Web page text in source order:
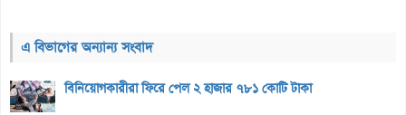
এ বিভাগের অন্যান্য সংবাদ
বিনিয়োগকারীরা ফিরে পেল ২ হাজার ৭৮১ কোটি টাকা